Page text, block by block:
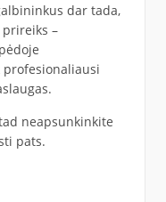
dar tada,
–
neapsunkinkite
pats.